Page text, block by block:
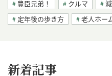
豊臣兄弟！ クルマ
定年後の歩き方
老人ホー
新着記事